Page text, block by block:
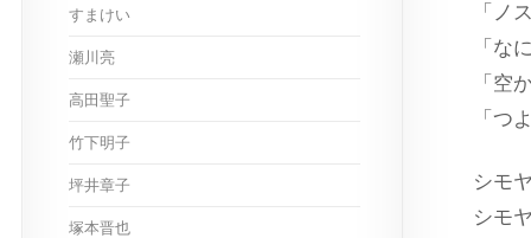
「ノ
「な
「空
「つ
シモ
シモ
すまけい
瀬川亮
高田聖子
竹下明子
坪井章子
塚本晋也